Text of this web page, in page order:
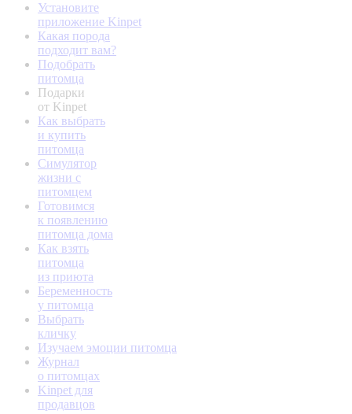
Установите
приложение Kinpet
Какая порода
подходит вам?
Подобрать
питомца
Подарки
от Kinpet
Как выбрать
и купить
питомца
Симулятор
жизни с
питомцем
Готовимся
к появлению
питомца дома
Как взять
питомца
из приюта
Беременность
у питомца
Выбрать
кличку
Изучаем эмоции питомца
Журнал
о питомцах
Kinpet для
продавцов